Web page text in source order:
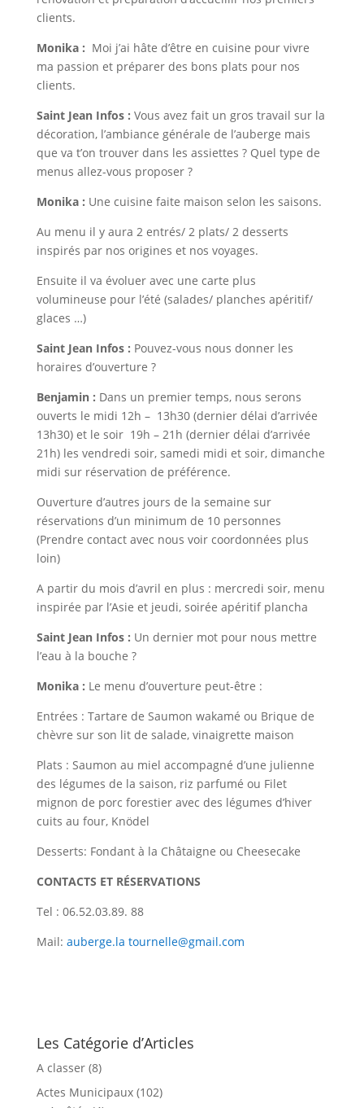
clients.
Monika : Moi j’ai hâte d’être en cuisine pour vivre
ma passion et préparer des bons plats pour nos
clients.
Saint Jean Infos : Vous avez fait un gros travail sur la
décoration, l’ambiance générale de l’auberge mais
que va t’on trouver dans les assiettes ? Quel type de
menus allez-vous proposer ?
Monika : Une cuisine faite maison selon les saisons.
Au menu il y aura 2 entrés/ 2 plats/ 2 desserts
inspirés par nos origines et nos voyages.
Ensuite il va évoluer avec une carte plus
volumineuse pour l’été (salades/ planches apéritif/
glaces …)
Saint Jean Infos : Pouvez-vous nous donner les
horaires d’ouverture ?
Benjamin : Dans un premier temps, nous serons
ouverts le midi 12h – 13h30 (dernier délai d’arrivée
13h30) et le soir 19h – 21h (dernier délai d’arrivée
21h) les vendredi soir, samedi midi et soir, dimanche
midi sur réservation de préférence.
Ouverture d’autres jours de la semaine sur
réservations d’un minimum de 10 personnes
(Prendre contact avec nous voir coordonnées plus
loin)
A partir du mois d’avril en plus : mercredi soir, menu
inspirée par l’Asie et jeudi, soirée apéritif plancha
Saint Jean Infos : Un dernier mot pour nous mettre
l’eau à la bouche ?
Monika : Le menu d’ouverture peut-être :
Entrées : Tartare de Saumon wakamé ou Brique de
chèvre sur son lit de salade, vinaigrette maison
Plats : Saumon au miel accompagné d’une julienne
des légumes de la saison, riz parfumé ou Filet
mignon de porc forestier avec des légumes d’hiver
cuits au four, Knödel
Desserts: Fondant à la Châtaigne ou Cheesecake
CONTACTS ET RÉSERVATIONS
Tel : 06.52.03.89. 88
Mail: auberge.la tournelle@gmail.com
Les Catégorie d’Articles
A classer(8)
Actes Municipaux(102)